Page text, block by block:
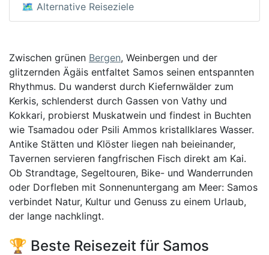
🗺️ Alternative Reiseziele
Zwischen grünen Bergen, Weinbergen und der
glitzernden Ägäis entfaltet Samos seinen entspannten
Rhythmus. Du wanderst durch Kiefernwälder zum
Kerkis, schlenderst durch Gassen von Vathy und
Kokkari, probierst Muskatwein und findest in Buchten
wie Tsamadou oder Psili Ammos kristallklares Wasser.
Antike Stätten und Klöster liegen nah beieinander,
Tavernen servieren fangfrischen Fisch direkt am Kai.
Ob Strandtage, Segeltouren, Bike- und Wanderrunden
oder Dorfleben mit Sonnenuntergang am Meer: Samos
verbindet Natur, Kultur und Genuss zu einem Urlaub,
der lange nachklingt.
🏆 Beste Reisezeit für Samos